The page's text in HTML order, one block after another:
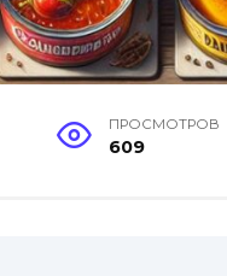
ПРОСМОТРОВ
609